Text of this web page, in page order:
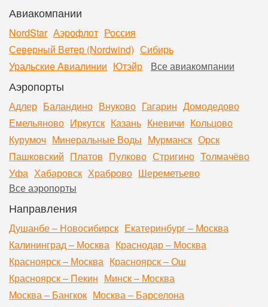
Авиакомпании
NordStar Аэрофлот Россия
Северный Ветер (Nordwind) Сибирь
Уральские Авиалинии Ютэйр Все авиакомпании
Аэропорты
Адлер Баландино Внуково Гагарин Домодедово
Емельяново Иркутск Казань Кневичи Кольцово
Курумоч Минеральные Воды Мурманск Орск
Пашковский Платов Пулково Стригино Толмачёво
Уфа Хабаровск Храброво Шереметьево
Все аэропорты
Направления
Душанбе – Новосибирск Екатеринбург – Москва
Калининград – Москва Краснодар – Москва
Красноярск – Москва Красноярск – Ош
Красноярск – Пекин Минск – Москва
Москва – Бангкок Москва – Барселона